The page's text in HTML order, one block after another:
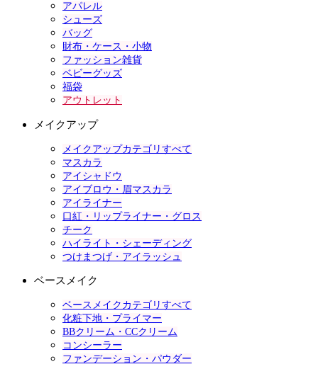
アパレル
シューズ
バッグ
財布・ケース・小物
ファッション雑貨
ベビーグッズ
福袋
アウトレット
メイクアップ
メイクアップカテゴリすべて
マスカラ
アイシャドウ
アイブロウ・眉マスカラ
アイライナー
口紅・リップライナー・グロス
チーク
ハイライト・シェーディング
つけまつげ・アイラッシュ
ベースメイク
ベースメイクカテゴリすべて
化粧下地・プライマー
BBクリーム・CCクリーム
コンシーラー
ファンデーション・パウダー